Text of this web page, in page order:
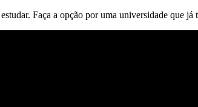
Faça a opção por uma universidade que